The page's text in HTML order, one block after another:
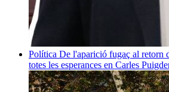
Política De l'aparició fugaç al retorn
totes les esperances en Carles